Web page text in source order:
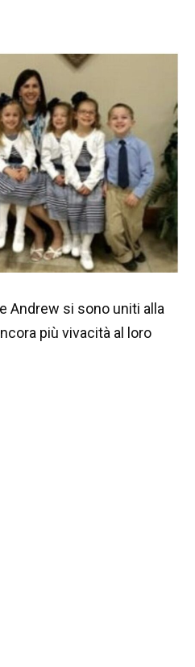
Andrew si sono uniti alla
più vivacità al loro